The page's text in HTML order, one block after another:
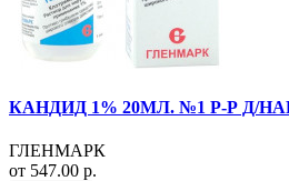
КАНДИД 1% 20МЛ. №1 Р-Р Д/
ГЛЕНМАРК
от 547.00 р.